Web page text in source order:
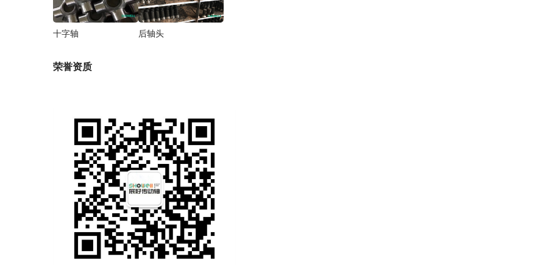
十字轴 后轴头
荣誉资质